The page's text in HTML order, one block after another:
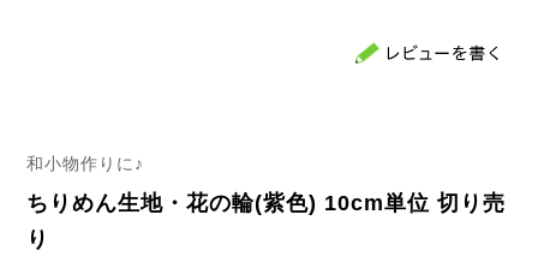
和小物作りに♪
ちりめん生地・花の輪(紫色) 10cm単位 切り売
り